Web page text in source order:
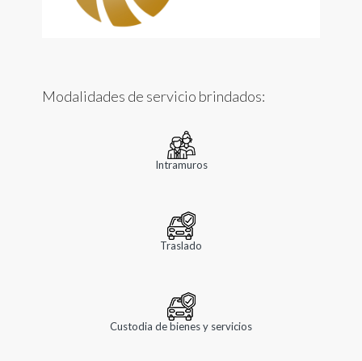
Modalidades de servicio brindados:
Intramuros
Traslado
Custodia de bienes y servicios